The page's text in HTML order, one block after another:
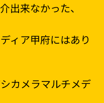
出来なかった、
ィア甲府にはあり
カメラマルチメデ